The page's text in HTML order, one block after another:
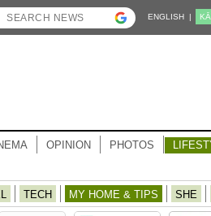
ENGLISH |
OPINION PHOTOS
TECH MY HOME & TIPS SHE